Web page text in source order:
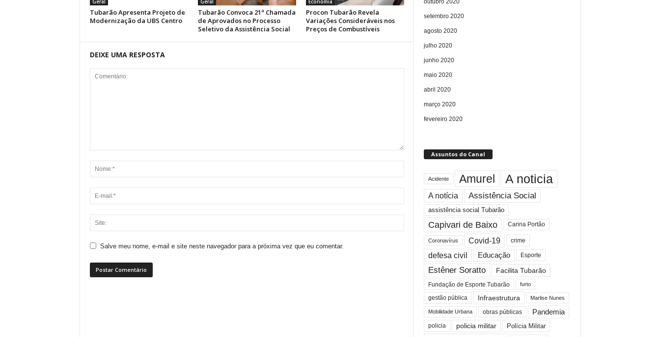
Geral
Tubarão Apresenta Projeto de
Modernização da UBS Centro
Geral
Tubarão Convoca 21ª Chamada
de Aprovados no Processo
Seletivo da Assistência Social
Economia
Procon Tubarão Revela
Variações Consideráveis nos
Preços de Combustíveis
DEIXE UMA RESPOSTA
Salve meu nome, e-mail e site neste navegador para a próxima vez que eu comentar.
outubro 2020
setembro 2020
agosto 2020
julho 2020
junho 2020
maio 2020
abril 2020
março 2020
fevereiro 2020
Assuntos do Canal
Acidente Amurel A noticia
A notícia Assistência Social
assistência social Tubarão
Capivari de Baixo Carina Portão
Coronavírus Covid-19 crime
defesa civil Educação Esporte
Estêner Soratto Facilita Tubarão
Fundação de Esporte Tubarão furto
gestão pública Infraestrutura Marlise Nunes
Mobilidade Urbana obras públicas Pandemia
policia policia militar Polícia Militar